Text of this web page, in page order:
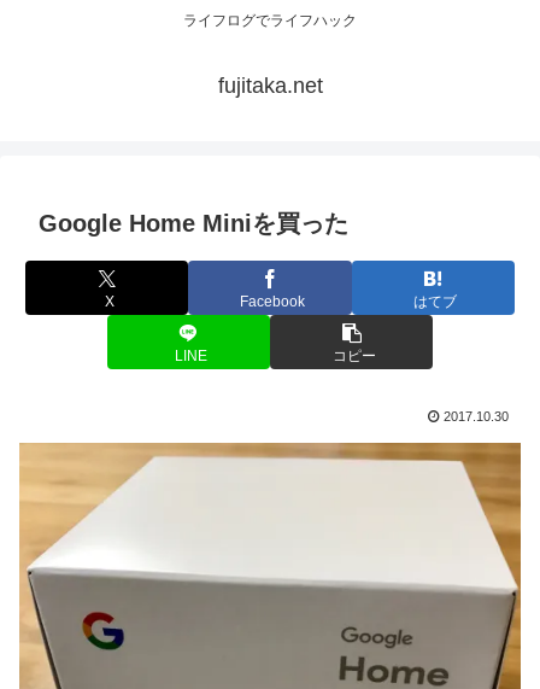
ライフログでライフハック
fujitaka.net
Google Home Miniを買った
X Facebook はてブ
LINE コピー
2017.10.30